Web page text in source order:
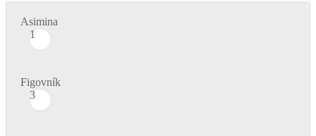
Asimina
1
Figovník
3